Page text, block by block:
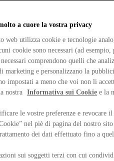
a cuore la vostra privacy
web utilizza cookie e tecnologie
cookie sono necessari (ad
comprendono quelli che
marketing e personalizzano la
impostati a meno che voi non li
nostra Informativa sui Cookie e la
le vostre preferenze e revocare
nel piè di pagina del nostro
dei dati effettuato fino a
sui soggetti terzi con cui